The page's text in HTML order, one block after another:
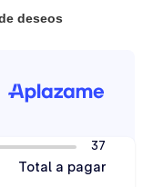
deseos